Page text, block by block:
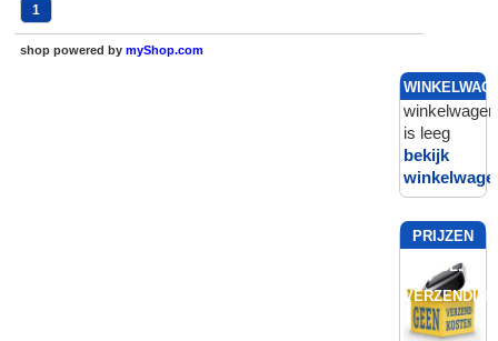
1
shop powered bymyShop.com
winkelwagen
is leeg
bekijk
PRIJZEN
INCL.
VERZENDING